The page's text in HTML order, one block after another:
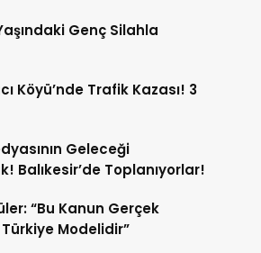
Genç Silahla
Köyü’nde Trafik Kazası! 3
Geleceği
Balıkesir’de Toplanıyorlar!
“Bu Kanun Gerçek
Modelidir”